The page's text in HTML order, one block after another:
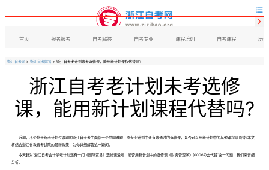

首页 报名报考 自考解答 自考专业 课程培训 自考课程 历年

浙江自考网 > 浙江自考解答 > 浙江自考老计划未考选修课，能用新计划课程代替吗?
浙江自考老计划未考选修
课，能用新计划课程代替吗?
近期，不少处于新老计划过渡期的浙江自考考生面临一个共同难题：原专业计划中还有未通过的选修课，是否可以用新计划中的其他课程来顶替?本文
将结合浙江省教育考试院的最新政策，为你详细解答这一疑问。
今天针对“浙江自考会计学老计划还有一门《国际贸易》选修课没考，能否用新计划中的选修课《财务管理学》(00067)去代替”这一问题，我们来详细
分析。